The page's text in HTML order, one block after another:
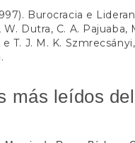
Burocracia e
Dutra, C. A. Pajuaba,
T. J. M. K.
más leídos